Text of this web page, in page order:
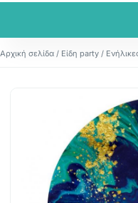
Αρχική σελίδα / Είδη party /